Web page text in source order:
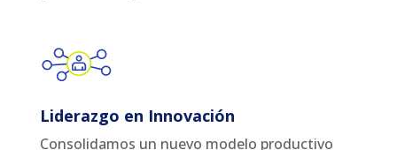
Liderazgo en Innovación
Consolidamos un nuevo modelo productivo